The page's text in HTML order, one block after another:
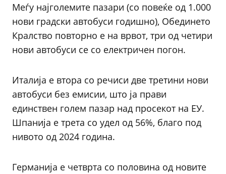
Меѓу најголемите пазари (со повеќе од 1.000
нови градски автобуси годишно), Обединето
Кралство повторно е на врвот, три од четири
нови автобуси се со електричен погон.
Италија е втора со речиси две третини нови
автобуси без емисии, што ја прави
единствен голем пазар над просекот на ЕУ.
Шпанија е трета со удел од 56%, благо под
нивото од 2024 година.
Германија е четврта со половина од новите